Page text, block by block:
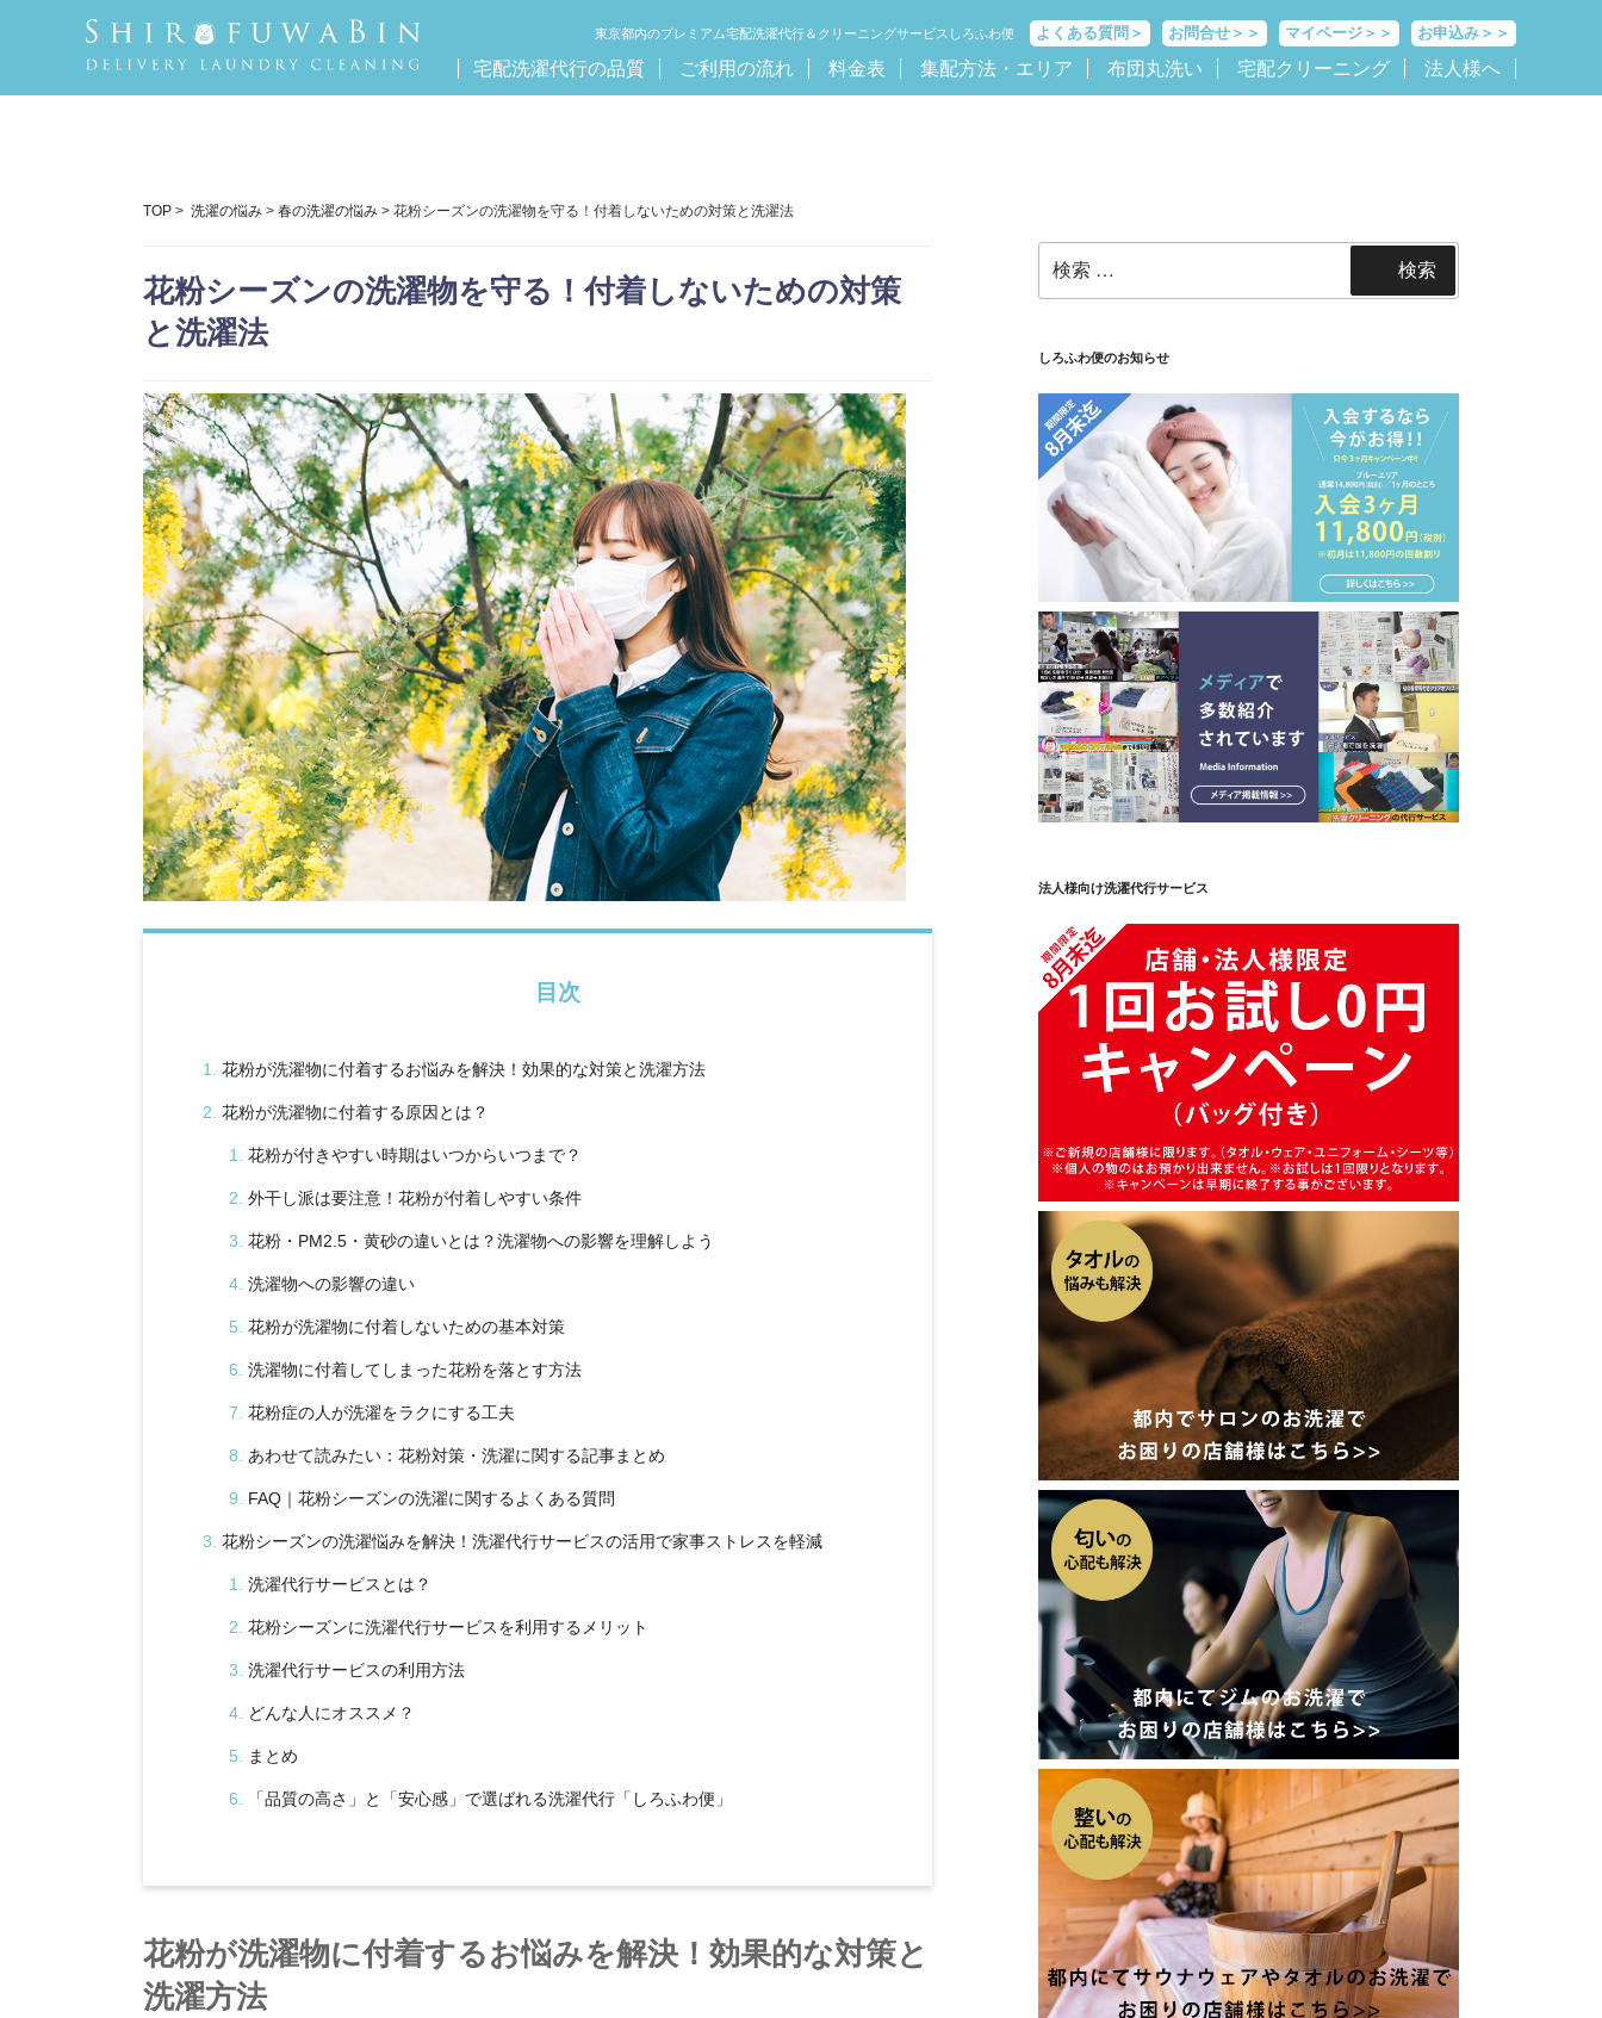
東京都内のプレミアム宅配洗濯代行＆クリーニングサービスしろふわ便 よくある質問＞ お問合せ＞＞ マイページ＞＞ お申込み＞＞
宅配洗濯代行の品質 ご利用の流れ 料金表 集配方法・エリア 布団丸洗い 宅配クリーニング 法人様へ
TOP > 洗濯の悩み > 春の洗濯の悩み > 花粉シーズンの洗濯物を守る！付着しないための対策と洗濯法
花粉シーズンの洗濯物を守る！付着しないための対策
と洗濯法
目次
花粉が洗濯物に付着するお悩みを解決！効果的な対策と洗濯方法
花粉が洗濯物に付着する原因とは？
花粉が付きやすい時期はいつからいつまで？
外干し派は要注意！花粉が付着しやすい条件
花粉・PM2.5・黄砂の違いとは？洗濯物への影響を理解しよう
洗濯物への影響の違い
花粉が洗濯物に付着しないための基本対策
洗濯物に付着してしまった花粉を落とす方法
花粉症の人が洗濯をラクにする工夫
あわせて読みたい：花粉対策・洗濯に関する記事まとめ
FAQ｜花粉シーズンの洗濯に関するよくある質問
花粉シーズンの洗濯悩みを解決！洗濯代行サービスの活用で家事ストレスを軽減
洗濯代行サービスとは？
花粉シーズンに洗濯代行サービスを利用するメリット
洗濯代行サービスの利用方法
どんな人にオススメ？
まとめ
「品質の高さ」と「安心感」で選ばれる洗濯代行「しろふわ便」
花粉が洗濯物に付着するお悩みを解決！効果的な対策と
洗濯方法
索:
検索
しろふわ便のお知らせ
法人様向け洗濯代行サービス